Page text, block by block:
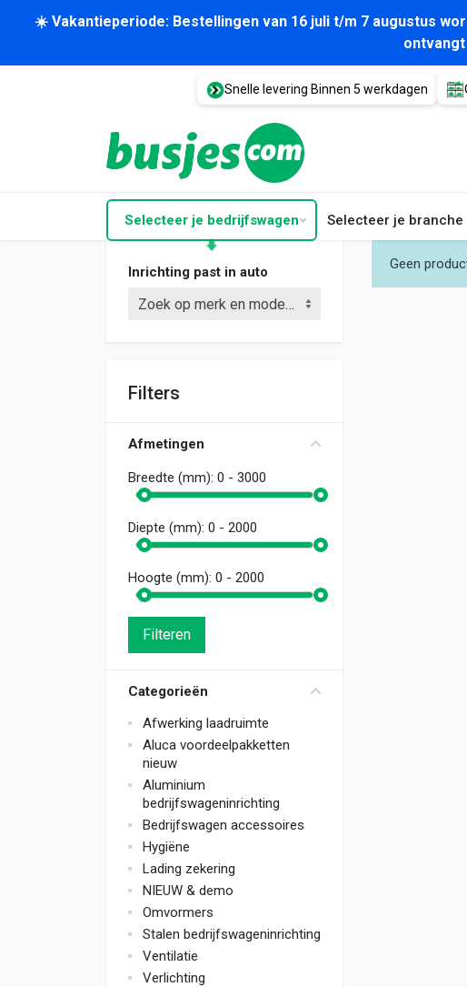
☀️ Vakantieperiode: Bestellingen van 16 juli t/m 7 augustus
Snelle levering Binnen 5 werkdagen
Selecteer je bedrijfswagen Selecteer je branche
Inrichting past in auto
Zoek op merk en model (bijv. Crafter L3)
Filters
Afmetingen
Breedte (mm): 0 - 3000
Diepte (mm): 0 - 2000
Hoogte (mm): 0 - 2000
Filteren
Categorieën
Afwerking laadruimte
Aluca voordeelpakketten
nieuw
Aluminium
bedrijfswageninrichting
Bedrijfswagen accessoires
Hygiëne
Lading zekering
NIEUW & demo
Omvormers
Stalen bedrijfswageninrichting
Ventilatie
Verlichting
Geen